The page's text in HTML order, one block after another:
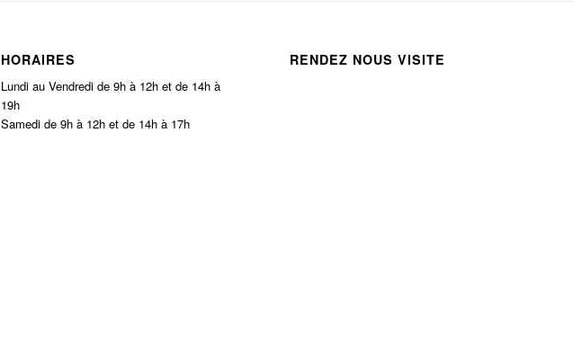
HORAIRES
Lundi au Vendredi de 9h à 12h et de 14h à
19h
Samedi de 9h à 12h et de 14h à 17h
RENDEZ NOUS VISITE